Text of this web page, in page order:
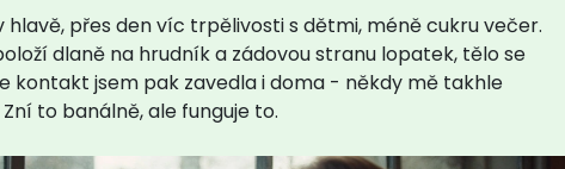
přes den víc trpělivosti s dětmi, méně cukru večer.
dlaně na hrudník a zádovou stranu lopatek, tělo se
kontakt jsem pak zavedla i doma - někdy mě takhle
to banálně, ale funguje to.